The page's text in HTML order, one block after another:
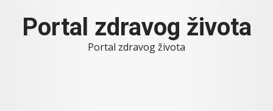
contentPortal zdravog života
Portal zdravog života